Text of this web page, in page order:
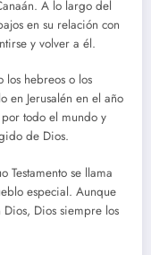
A lo largo del
en su relación con
y volver a él.
los hebreos o los
en Jerusalén en el año
todo el mundo y
de Dios.
Testamento se llama
especial. Aunque
Dios siempre los